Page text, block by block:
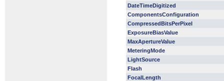
DateTimeDigitized
ComponentsConfiguration
CompressedBitsPerPixel
ExposureBiasValue
MaxApertureValue
MeteringMode
LightSource
Flash
FocalLength